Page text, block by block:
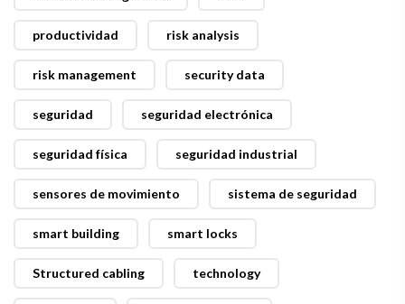
productividad risk analysis
risk management security data
seguridad seguridad electrónica
seguridad física seguridad industrial
sensores de movimiento sistema de seguridad
smart building smart locks
Structured cabling technology